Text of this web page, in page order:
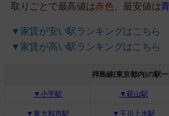
取りごとで最高値は赤色、最安値は
▼家賃が安い駅ランキングはこちら
▼家賃が高い駅ランキングはこちら
拝島線(東京都内)の駅
▼小平駅 ▼萩山駅
▼東大和市駅 ▼玉川上水駅